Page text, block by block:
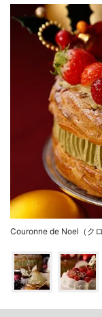
Couronne de Noel（ク